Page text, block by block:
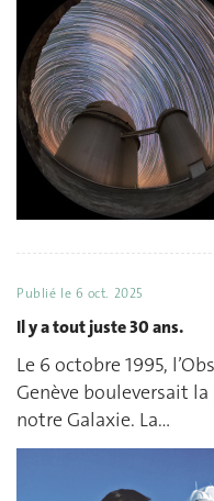
Publié le 6 oct. 2025
Il y a tout juste 30 ans.
Le 6 octobre 1995,
Genève bouleversait
notre Galaxie. La…